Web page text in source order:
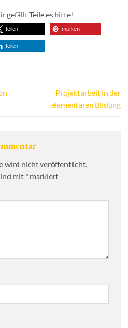
gefällt Teile es bitte!
teilen merken
teilen
Projektarbeit in der
elementaren Bildung
wird nicht veröffentlicht.
mit * markiert